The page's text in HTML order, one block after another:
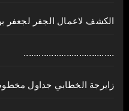
الكشف لاعمال الجفر لجعفر
....................................
زايرجة الخطابي جداول